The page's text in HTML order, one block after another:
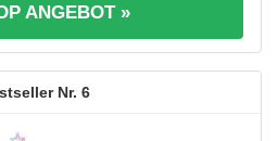
ANGEBOT »
6